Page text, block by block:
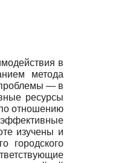
в
метода
проблемы — в
ресурсы
по отношению
изучены и
городского